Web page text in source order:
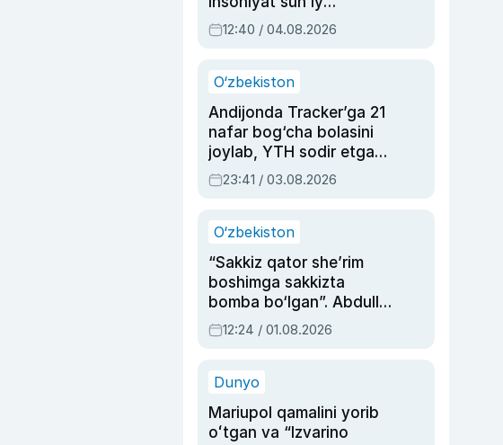
intellektni boshqara
olmay qolishidan xavotir
12:40 / 04.08.2026
O‘zbekiston
Andijonda Tracker’ga 21
nafar bog‘cha bolasini
joylab, YTH sodir etgan
ayolga sud hukmi o‘qildi
23:41 / 03.08.2026
O‘zbekiston
“Sakkiz qator she’rim
boshimga sakkizta
bomba bo‘lgan”. Abdulla
Oripovni siyosiy
ayblovlardan asrab
12:24 / 01.08.2026
Dunyo
Mariupol qamalini yorib
oʻtgan va “Izvarino